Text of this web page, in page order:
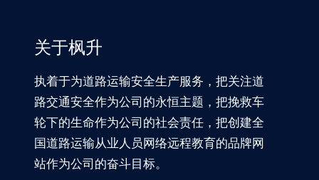
关于枫升
执着于为道路运输安全生产服务，把关注道
路交通安全作为公司的永恒主题，把挽救车
轮下的生命作为公司的社会责任，把创建全
国道路运输从业人员网络远程教育的品牌网
站作为公司的奋斗目标。